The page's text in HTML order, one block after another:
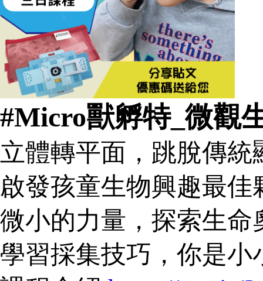
#Micro獸孵特_微觀
立體轉平面，跳脫傳統
啟發孩童生物興趣最佳
微小的力量，探索生命
學習採集技巧，你是小